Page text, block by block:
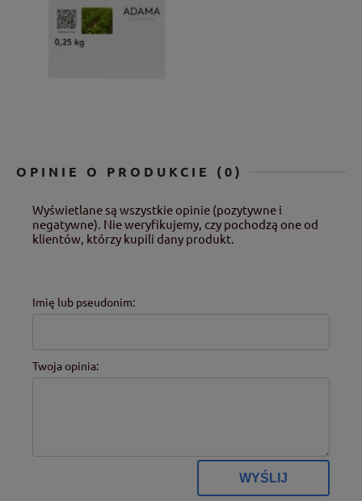
OPINIE O PRODUKCIE (0)
Wyświetlane są wszystkie opinie (pozytywne i
negatywne). Nie weryfikujemy, czy pochodzą one od
klientów, którzy kupili dany produkt.
Imię lub pseudonim:
Twoja opinia:
WYŚLIJ